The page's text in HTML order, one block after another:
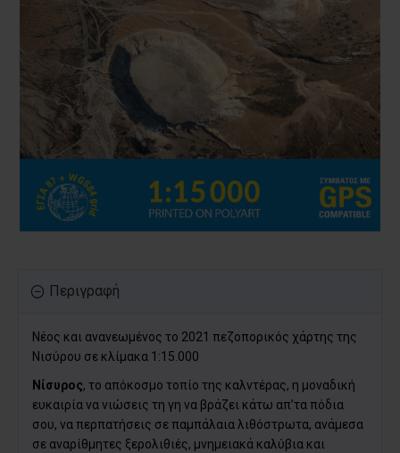
Περιγραφή
Νέος και ανανεωμένος το 2021 πεζοπορικός χάρτης της
Νισύρου σε κλίμακα 1:15.000
Νίσυρος, το απόκοσμο τοπίο της καλντέρας, η μοναδική
ευκαιρία να νιώσεις τη γη να βράζει κάτω απ’τα πόδια
σου, να περπατήσεις σε παμπάλαια λιθόστρωτα, ανάμεσα
σε αναρίθμητες ξερολιθιές, μνημειακά καλύβια και